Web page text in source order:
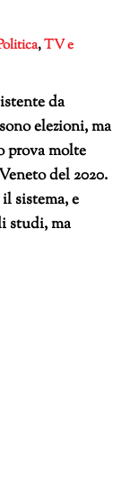
,TV e
da
elezioni, ma
prova molte
del 2020.
sistema, e
studi, ma